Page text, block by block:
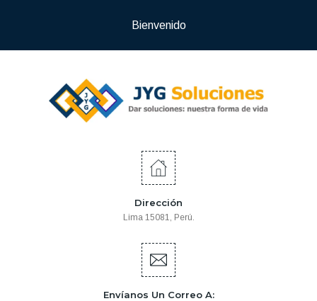
Bienvenido
Dirección
Lima 15081, Perú.
Envíanos Un Correo A: